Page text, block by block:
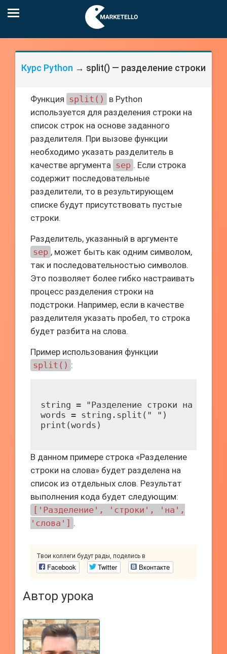
Курс Python → split() — разделение строки
Функция split()
в Python
используется для разделения строки на
список строк на основе заданного
разделителя. При вызове функции
необходимо указать разделитель в
качестве аргумента sep . Если строка
содержит последовательные
разделители, то в результирующем
списке будут присутствовать пустые
строки.
Разделитель, указанный в аргументе
sep , может быть как одним символом,
так и последовательностью символов.
Это позволяет более гибко настраивать
процесс разделения строки на
подстроки. Например, если в качестве
разделителя указать пробел, то строка
будет разбита на слова.
Пример использования функции
split() :
string = "Разделение строки на
words = string.split(" ")
В данном примере строка «Разделение
строки на слова» будет разделена на
список из отдельных слов. Результат
выполнения кода будет следующим:
['Разделение', 'строки', 'на',
'слова'] .
Твои коллеги будут рады, поделись в
Facebook Twitter Вконтакте
Автор урока